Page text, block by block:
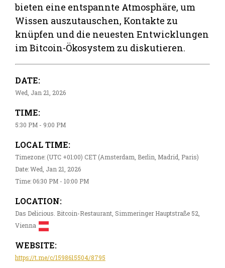
bieten eine entspannte Atmosphäre, um
Wissen auszutauschen, Kontakte zu
knüpfen und die neuesten Entwicklungen
im Bitcoin-Ökosystem zu diskutieren.
DATE:
Wed, Jan 21, 2026
TIME:
5:30 PM - 9:00 PM
LOCAL TIME:
Timezone: (UTC +01:00) CET (Amsterdam, Berlin, Madrid, Paris)
Date: Wed, Jan 21, 2026
Time: 06:30 PM - 10:00 PM
LOCATION:
Das Delicious. Bitcoin-Restaurant, Simmeringer Hauptstraße 52,
Vienna
WEBSITE:
https://t.me/c/1598615504/8795